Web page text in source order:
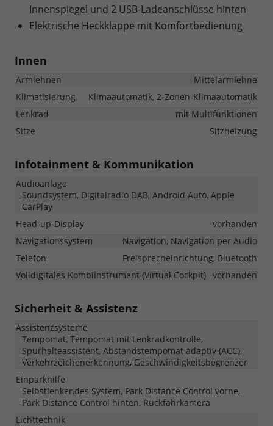
Innenspiegel und 2 USB-Ladeanschlüsse hinten
Elektrische Heckklappe mit Komfortbedienung
Innen
Armlehnen
Mittelarmlehne
Klimatisierung
Klimaautomatik, 2-Zonen-Klimaautomatik
Lenkrad
mit Multifunktionen
Sitze
Sitzheizung
Infotainment & Kommunikation
Audioanlage
Soundsystem, Digitalradio DAB, Android Auto, Apple
CarPlay
Head-up-Display
vorhanden
Navigationssystem
Navigation, Navigation per Audio
Telefon
Freisprecheinrichtung, Bluetooth
Volldigitales Kombiinstrument (Virtual Cockpit) vorhanden
Sicherheit & Assistenz
Assistenzsysteme
Tempomat, Tempomat mit Lenkradkontrolle,
Spurhalteassistent, Abstandstempomat adaptiv (ACC),
Verkehrzeichenerkennung, Geschwindigkeitsbegrenzer
Einparkhilfe
Selbstlenkendes System, Park Distance Control vorne,
Park Distance Control hinten, Rückfahrkamera
Lichttechnik